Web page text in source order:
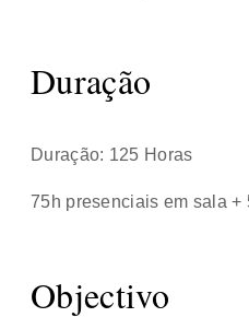
Duração
Duração: 125 Horas
75h presenciais em sala +
Objectivo